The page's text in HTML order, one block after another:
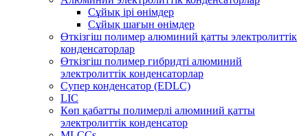
Сұйық ірі өнімдер
Сұйық шағын өнімдер
Өткізгіш полимер алюминий қатты электролиттік
конденсаторлар
Өткізгіш полимер гибридті алюминий
электролиттік конденсаторлар
Супер конденсатор (EDLC)
LIC
Көп қабатты полимерлі алюминий қатты
электролиттік конденсатор